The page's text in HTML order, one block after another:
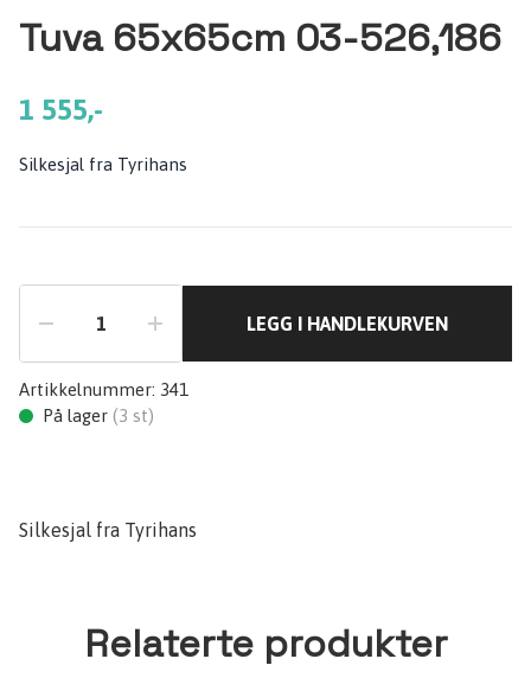
Tuva 65x65cm 03-526,186
1 555,-
Silkesjal fra Tyrihans
LEGG I HANDLEKURVEN
Artikkelnummer: 341
På lager (3 st)
Silkesjal fra Tyrihans
Relaterte produkter